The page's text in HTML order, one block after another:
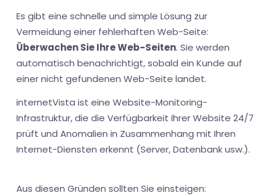
Es gibt eine schnelle und simple Lösung zur
Vermeidung einer fehlerhaften Web-Seite:
Überwachen Sie Ihre Web-Seiten. Sie werden
automatisch benachrichtigt, sobald ein Kunde auf
einer nicht gefundenen Web-Seite landet.
internetVista ist eine Website-Monitoring-
Infrastruktur, die die Verfügbarkeit Ihrer Website 24/7
prüft und Anomalien in Zusammenhang mit Ihren
Internet-Diensten erkennt (Server, Datenbank usw.).
Aus diesen Gründen sollten Sie einsteigen: